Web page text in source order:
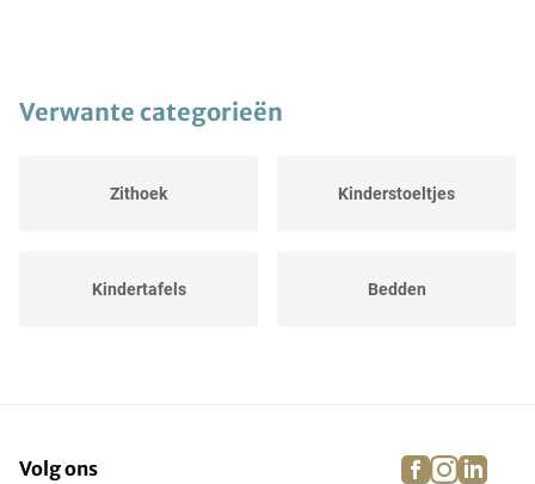
Verwante categorieën
Zithoek Kinderstoeltjes
Kindertafels Bedden
Volg ons facebook